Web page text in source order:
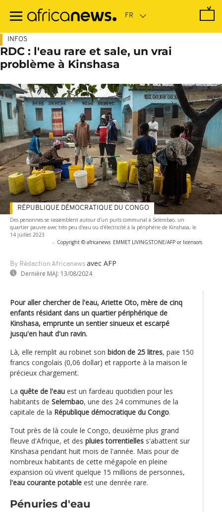
contenu
INFOS
RDC : l'eau rare et sale, un vrai
problème à Kinshasa
Des personnes se rassemblent autour d'un puits communal à Selembao, un
quartier pauvre avec très peu d'eau ou d'électricité à la périphérie de Kinshasa, le
14 juillet 2023
- Copyright © africanews EMMET LIVINGSTONE/AFP or licensors
By Rédaction Africanews avec AFP
Dernière MAJ: 13/08/2024
RÉPUBLIQUE DÉMOCRATIQUE DU CONGO
Pour aller chercher de l'eau, Ariette Oto, mère de cinq
enfants résidant dans un quartier périphérique de
Kinshasa, emprunte un sentier sinueux et escarpé
jusqu'en haut d'un ravin.
Là, elle remplit au robinet son bidon de 25 litres, paie 150
francs congolais (0,06 dollar) et rapporte à la maison le
précieux chargement.
La quête de l'eau est un fardeau quotidien pour les
habitants de Selembao, une des 24 communes de la
capitale de la République démocratique du Congo.
Tout près de là coule le Congo, deuxième plus grand
fleuve d'Afrique, et des pluies torrentielles s'abattent sur
Kinshasa pendant huit mois de l'année. Mais pour de
nombreux habitants de cette mégapole en pleine
expansion où vivent quelque 15 millions de personnes,
l'eau courante potable est une denrée rare.
Pénuries d'eau